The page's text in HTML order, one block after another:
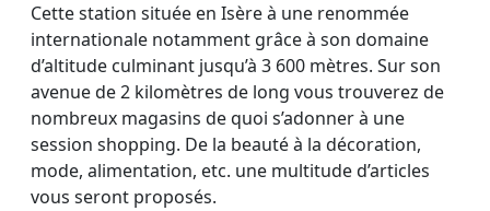
Cette station située en Isère à une renommée
internationale notamment grâce à son domaine
d’altitude culminant jusqu’à 3 600 mètres. Sur son
avenue de 2 kilomètres de long vous trouverez de
nombreux magasins de quoi s’adonner à une
session shopping. De la beauté à la décoration,
mode, alimentation, etc. une multitude d’articles
vous seront proposés.